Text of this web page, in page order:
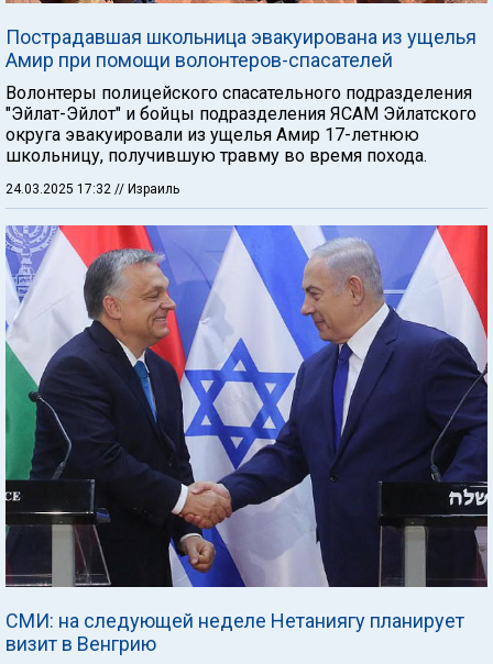
Пострадавшая школьница эвакуирована из ущелья
Амир при помощи волонтеров-спасателей
Волонтеры полицейского спасательного подразделения
"Эйлат-Эйлот" и бойцы подразделения ЯСАМ Эйлатского
округа эвакуировали из ущелья Амир 17-летнюю
школьницу, получившую травму во время похода.
24.03.2025 17:32 // Израиль
СМИ: на следующей неделе Нетаниягу планирует
визит в Венгрию